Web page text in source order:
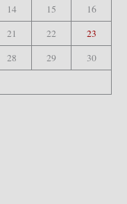
14 15
16
21 22
23
28 29
30